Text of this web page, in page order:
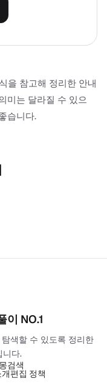
을 참고해 정리한 안내
미는 달라질 수 있으
습니다.
이 NO.1
색할 수 있도록 정리한
니다.
검색
편집 정책